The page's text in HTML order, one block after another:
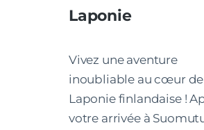
Laponie
Vivez une aventure
inoubliable au cœur de
Laponie finlandaise !
votre arrivée à